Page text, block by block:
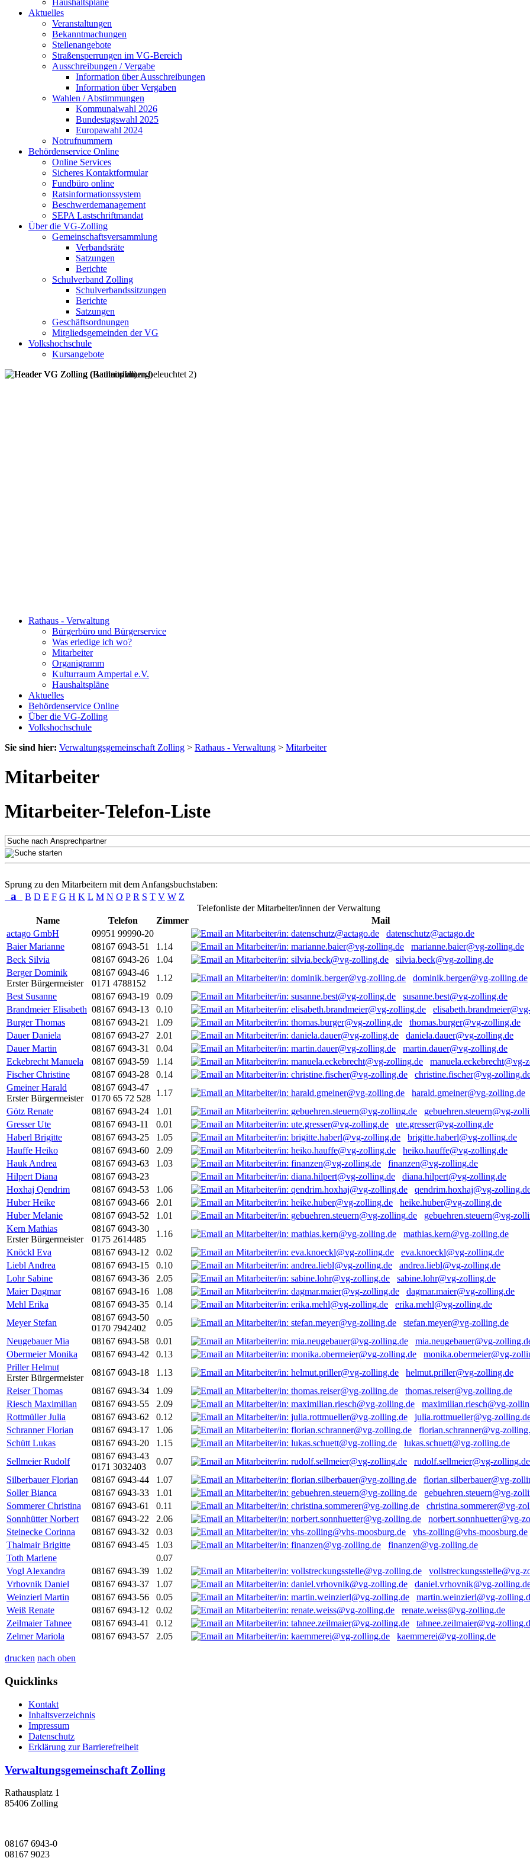
Haushaltspläne
Aktuelles
Veranstaltungen
Bekanntmachungen
Stellenangebote
Straßensperrungen im VG-Bereich
Ausschreibungen / Vergabe
Information über Ausschreibungen
Information über Vergaben
Wahlen / Abstimmungen
Kommunalwahl 2026
Bundestagswahl 2025
Europawahl 2024
Notrufnummern
Behördenservice Online
Online Services
Sicheres Kontaktformular
Fundbüro online
Ratsinformationssystem
Beschwerdemanagement
SEPA Lastschriftmandat
Über die VG-Zolling
Gemeinschaftsversammlung
Verbandsräte
Satzungen
Berichte
Schulverband Zolling
Schulverbandssitzungen
Berichte
Satzungen
Geschäftsordnungen
Mitgliedsgemeinden der VG
Volkshochschule
Kursangebote
Rathaus - Verwaltung
Bürgerbüro und Bürgerservice
Was erledige ich wo?
Mitarbeiter
Organigramm
Kulturraum Ampertal e.V.
Haushaltspläne
Aktuelles
Behördenservice Online
Über die VG-Zolling
Volkshochschule
Sie sind hier: Verwaltungsgemeinschaft Zolling > Rathaus - Verwaltung > Mitarbeiter
Mitarbeiter
Mitarbeiter-Telefon-Liste
Sprung zu den Mitarbeitern mit dem Anfangsbuchstaben:
a B D E F G H K L M N O P R S T V W Z
Telefonliste der Mitarbeiter/innen der Verwaltung
Name
Telefon Zimmer
Mail
actago GmbH
09951 99990-20
datenschutz@actago.de
Baier Marianne
08167 6943-51 1.14
marianne.baier@vg-zolling.de
Beck Silvia
08167 6943-26 1.04
silvia.beck@vg-zolling.de
Berger Dominik
Erster Bürgermeister
08167 6943-46
0171 4788152
1.12
dominik.berger@vg-zolling.de
Best Susanne
08167 6943-19 0.09
susanne.best@vg-zolling.de
Brandmeier Elisabeth 08167 6943-13 0.10
Burger Thomas
08167 6943-21 1.09
thomas.burger@vg-zolling.de
Dauer Daniela
08167 6943-27 2.01
daniela.dauer@vg-zolling.de
Dauer Martin
08167 6943-31 0.04
martin.dauer@vg-zolling.de
Eckebrecht Manuela
08167 6943-59 1.14
manuela.eckebrecht@vg-
Fischer Christine
08167 6943-28 0.14
christine.fischer@vg-
Gmeiner Harald
Erster Bürgermeister
08167 6943-47
0170 65 72 528
1.17
harald.gmeiner@vg-zolling.de
Götz Renate
08167 6943-24 1.01
gebuehren.steuern@vg-
Gresser Ute
08167 6943-11 0.01
ute.gresser@vg-zolling.de
Haberl Brigitte
08167 6943-25 1.05
brigitte.haberl@vg-zolling.de
Hauffe Heiko
08167 6943-60 2.09
heiko.hauffe@vg-zolling.de
Hauk Andrea
08167 6943-63 1.03
finanzen@vg-zolling.de
Hilpert Diana
08167 6943-23
diana.hilpert@vg-zolling.de
Hoxhaj Qendrim
08167 6943-53 1.06
qendrim.hoxhaj@vg-
Huber Heike
08167 6943-66 2.01
heike.huber@vg-zolling.de
Huber Melanie
08167 6943-52 1.01
gebuehren.steuern@vg-
Kern Mathias
Erster Bürgermeister
08167 6943-30
0175 2614485
1.16
mathias.kern@vg-zolling.de
Knöckl Eva
08167 6943-12 0.02
eva.knoeckl@vg-zolling.de
Liebl Andrea
08167 6943-15 0.10
andrea.liebl@vg-zolling.de
Lohr Sabine
08167 6943-36 2.05
sabine.lohr@vg-zolling.de
Maier Dagmar
08167 6943-16 1.08
dagmar.maier@vg-zolling.de
Mehl Erika
08167 6943-35 0.14
erika.mehl@vg-zolling.de
Meyer Stefan
08167 6943-50
0170 7942402
0.05
stefan.meyer@vg-zolling.de
Neugebauer Mia
08167 6943-58 0.01
mia.neugebauer@vg-
Obermeier Monika
08167 6943-42 0.13
monika.obermeier@vg-
Priller Helmut
Erster Bürgermeister
08167 6943-18 1.13
helmut.priller@vg-zolling.de
Reiser Thomas
08167 6943-34 1.09
thomas.reiser@vg-zolling.de
Riesch Maximilian
08167 6943-55 2.09
maximilian.riesch@vg-
Rottmüller Julia
08167 6943-62 0.12
julia.rottmueller@vg-
Schranner Florian
08167 6943-17 1.06
florian.schranner@vg-
Schütt Lukas
08167 6943-20 1.15
lukas.schuett@vg-zolling.de
Sellmeier Rudolf
08167 6943-43
0171 3032403
0.07
rudolf.sellmeier@vg-zolling.de
Silberbauer Florian
08167 6943-44 1.07
florian.silberbauer@vg-
Soller Bianca
08167 6943-33 1.01
gebuehren.steuern@vg-
Sommerer Christina
08167 6943-61 0.11
christina.sommerer@vg-
Sonnhütter Norbert
08167 6943-22 2.06
norbert.sonnhuetter@vg-
Steinecke Corinna
08167 6943-32 0.03
vhs-zolling@vhs-moosburg.de
Thalmair Brigitte
08167 6943-45 1.03
finanzen@vg-zolling.de
Toth Marlene
0.07
Vogl Alexandra
08167 6943-39 1.02
vollstreckungsstelle@vg-
Vrhovnik Daniel
08167 6943-37 1.07
daniel.vrhovnik@vg-
Weinzierl Martin
08167 6943-56 0.05
martin.weinzierl@vg-
Weiß Renate
08167 6943-12 0.02
renate.weiss@vg-zolling.de
Zeilmaier Tahnee
08167 6943-41 0.12
tahnee.zeilmaier@vg-
Zelmer Mariola
08167 6943-57 2.05 kaemmerei@vg-zolling.de
drucken nach oben
Quicklinks
Kontakt
Inhaltsverzeichnis
Impressum
Datenschutz
Erklärung zur Barrierefreiheit
Verwaltungsgemeinschaft Zolling
Rathausplatz 1
85406 Zolling
08167 6943-0
08167 9023